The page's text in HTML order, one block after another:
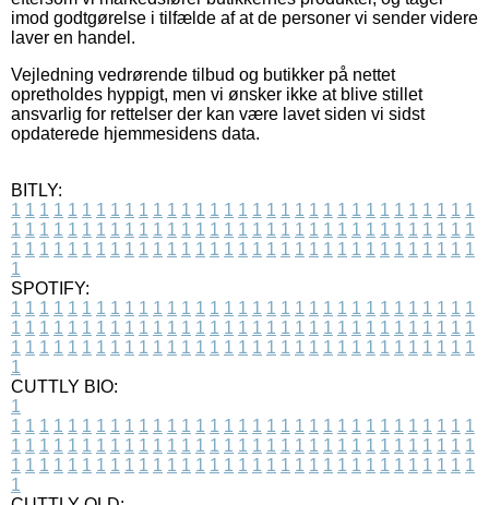
imod godtgørelse i tilfælde af at de personer vi sender videre
laver en handel.
Vejledning vedrørende tilbud og butikker på nettet
opretholdes hyppigt, men vi ønsker ikke at blive stillet
ansvarlig for rettelser der kan være lavet siden vi sidst
opdaterede hjemmesidens data.
BITLY:
1 1 1 1 1 1 1 1 1 1 1 1 1 1 1 1 1 1 1 1 1 1 1 1 1 1 1 1 1 1 1 1 1
1 1 1 1 1 1 1 1 1 1 1 1 1 1 1 1 1 1 1 1 1 1 1 1 1 1 1 1 1 1 1 1 1
1 1 1 1 1 1 1 1 1 1 1 1 1 1 1 1 1 1 1 1 1 1 1 1 1 1 1 1 1 1 1 1 1
1
SPOTIFY:
1 1 1 1 1 1 1 1 1 1 1 1 1 1 1 1 1 1 1 1 1 1 1 1 1 1 1 1 1 1 1 1 1
1 1 1 1 1 1 1 1 1 1 1 1 1 1 1 1 1 1 1 1 1 1 1 1 1 1 1 1 1 1 1 1 1
1 1 1 1 1 1 1 1 1 1 1 1 1 1 1 1 1 1 1 1 1 1 1 1 1 1 1 1 1 1 1 1 1
1
CUTTLY BIO:
1
1 1 1 1 1 1 1 1 1 1 1 1 1 1 1 1 1 1 1 1 1 1 1 1 1 1 1 1 1 1 1 1 1
1 1 1 1 1 1 1 1 1 1 1 1 1 1 1 1 1 1 1 1 1 1 1 1 1 1 1 1 1 1 1 1 1
1 1 1 1 1 1 1 1 1 1 1 1 1 1 1 1 1 1 1 1 1 1 1 1 1 1 1 1 1 1 1 1 1
1